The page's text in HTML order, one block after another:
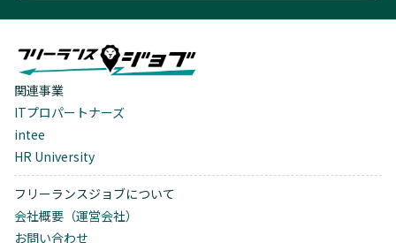
関連事業
ITプロパートナーズ
intee
HR University
フリーランスジョブについて
会社概要（運営会社）
お問い合わせ